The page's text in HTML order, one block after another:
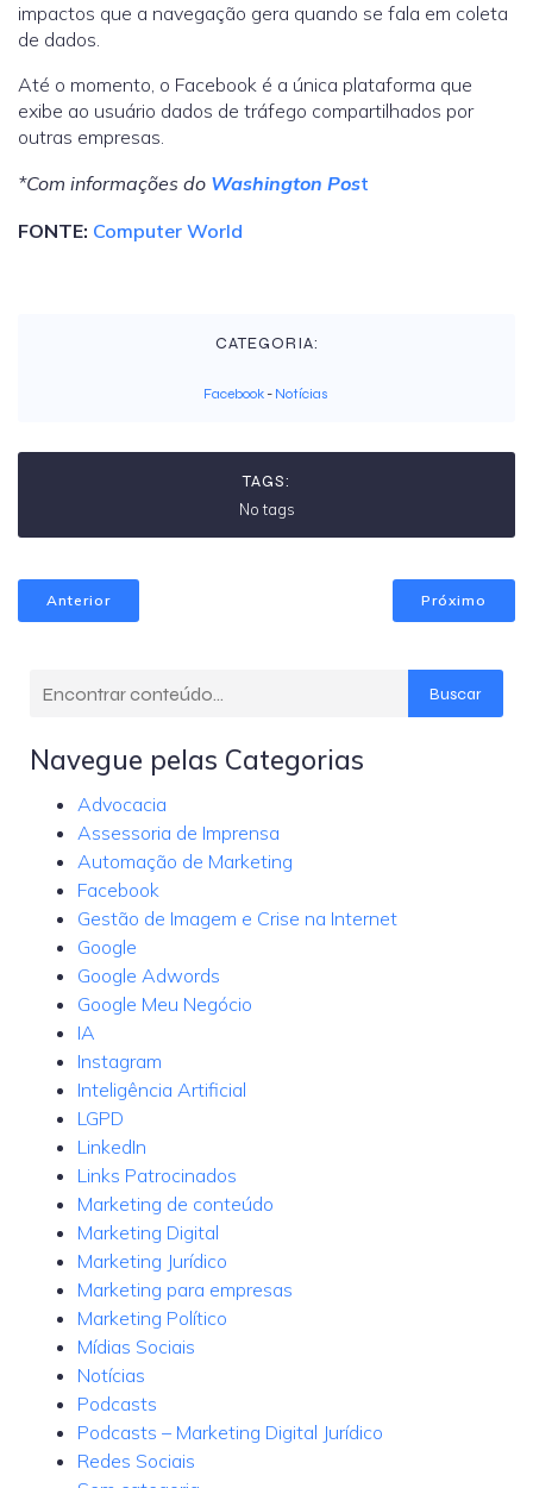
impactos que a navegação gera quando se fala em coleta
de dados.
Até o momento, o Facebook é a única plataforma que
exibe ao usuário dados de tráfego compartilhados por
outras empresas.
*Com informações do Washington Post
FONTE: Computer World
CATEGORIA:
Facebook - Notícias
TAGS:
No tags
Anterior Próximo
Buscar
Navegue pelas Categorias
Advocacia
Assessoria de Imprensa
Automação de Marketing
Facebook
Gestão de Imagem e Crise na Internet
Google
Google Adwords
Google Meu Negócio
IA
Instagram
Inteligência Artificial
LGPD
LinkedIn
Links Patrocinados
Marketing de conteúdo
Marketing Digital
Marketing Jurídico
Marketing para empresas
Marketing Político
Mídias Sociais
Notícias
Podcasts
Podcasts – Marketing Digital Jurídico
Redes Sociais